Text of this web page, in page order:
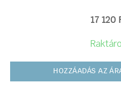
17 120
HOZZÁADÁS AZ